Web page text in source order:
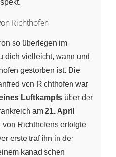
Richthofen
so überlegen im
dich vielleicht, wann und
gestorben ist. Die
von Richthofen war
Luftkampfs über der
am 21. April
von Richthofens erfolgte
erste traf ihn in der
kanadischen